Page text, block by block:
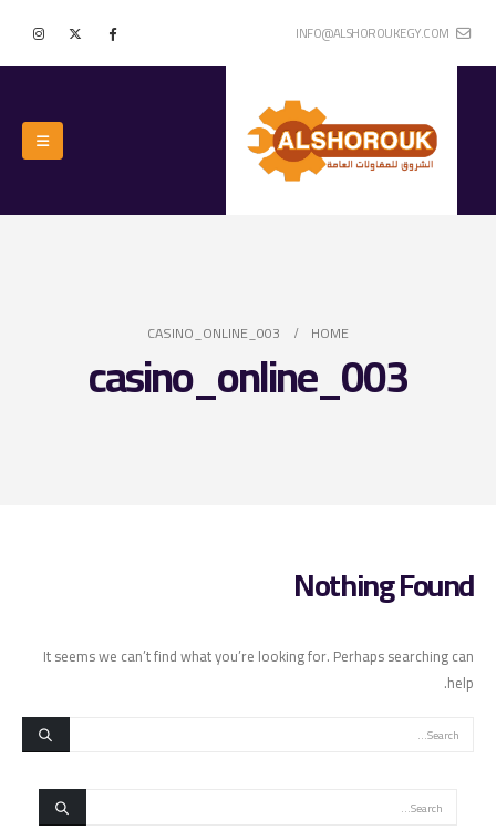
INFO@ALSHOROUKEGY.COM
HOME
CASINO_ONLINE_003
casino_online_003
Nothing Found
It seems we can’t find what you’re looking for. Perhaps searching can
help.